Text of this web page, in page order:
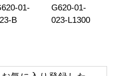
01-
B
G620-01-
023-L1300